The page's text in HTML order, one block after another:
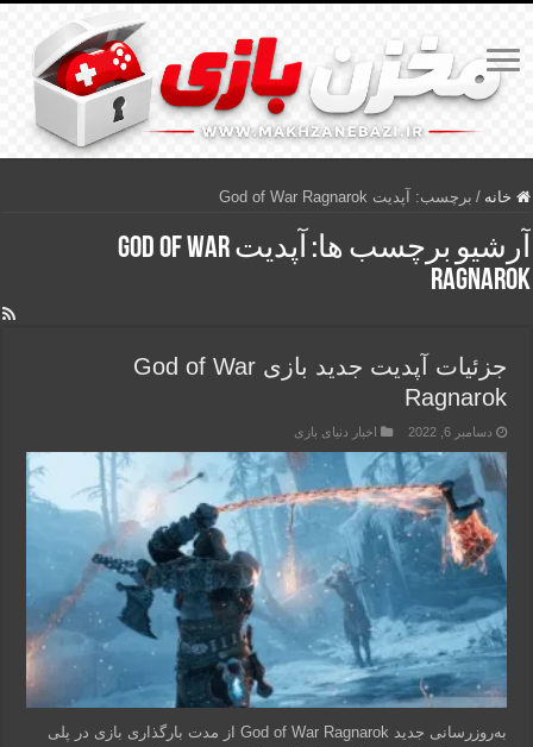
خانه / برچسب: آپدیت God of War Ragnarok
آرشیو برچسب ها:
آپدیت God of War
Ragnarok
جزئیات آپدیت جدید بازی God of War
Ragnarok
دسامبر 6, 2022 اخبار دنیای بازی
به‌روزرسانی جدید God of War Ragnarok از مدت بارگذاری بازی در پلی